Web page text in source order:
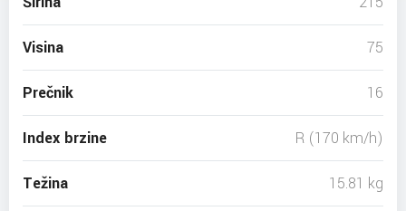
Visina 75
Prečnik 16
Index brzine R (170 km/h)
Težina 15.81 kg